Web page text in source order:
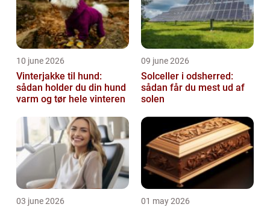
10 june 2026
Vinterjakke til hund:
sådan holder du din hund
varm og tør hele vinteren
09 june 2026
Solceller i odsherred:
sådan får du mest ud af
solen
03 june 2026 01 may 2026